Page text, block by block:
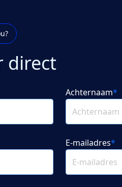
direct
Achternaam*
E-mailadres*